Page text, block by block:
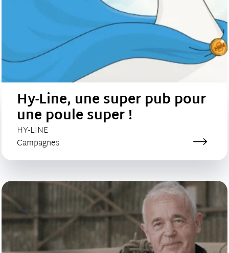
Hy-Line, une super pub pour
une poule super !
CLIENT :
HY-LINE
Catégorie de création :
Campagnes